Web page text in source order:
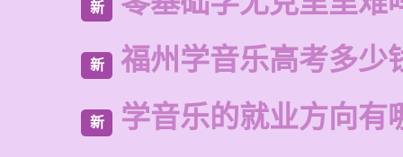
新
新 福州学音乐高考多少
新 学音乐的就业方向有